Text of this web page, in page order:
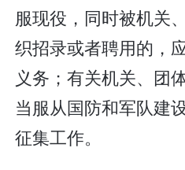
服现役，同时被机关
织招录或者聘用的，
义务；有关机关、团
当服从国防和军队建
征集工作。